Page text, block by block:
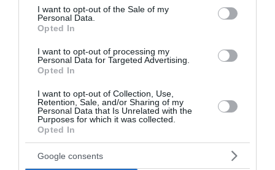
consent section.
I want to opt-out of the Sale of my
Personal Data.
Opted In
I want to opt-out of processing my
Personal Data for Targeted Advertising.
Opted In
I want to opt-out of Collection, Use,
Retention, Sale, and/or Sharing of my
Personal Data that Is Unrelated with the
Purposes for which it was collected.
Opted In
Google consents
Τριπλή διάψευση για τα δημοσιεύματα περί
«μυστικού δείπνου»: Γεραπετρίτης,
Διαμαντοπούλου και Χριστοδουλάκης ζητούν
άμεση ανάκληση